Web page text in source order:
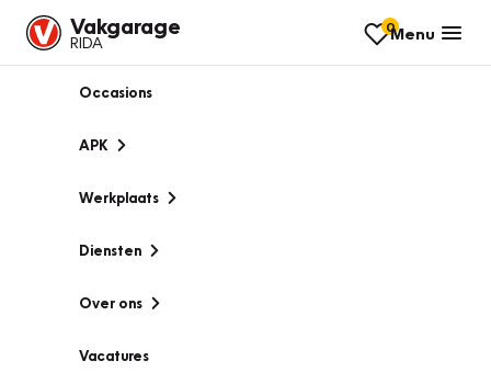
Vakgarage
RIDA
0Menu
Occasions
APK
Werkplaats
Diensten
Over ons
Vacatures